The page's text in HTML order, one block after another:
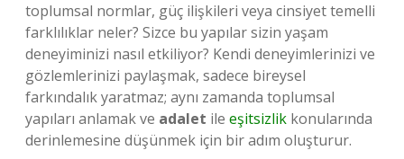
toplumsal normlar, güç ilişkileri veya cinsiyet temelli
farklılıklar neler? Sizce bu yapılar sizin yaşam
deneyiminizi nasıl etkiliyor? Kendi deneyimlerinizi ve
gözlemlerinizi paylaşmak, sadece bireysel
farkındalık yaratmaz; aynı zamanda toplumsal
yapıları anlamak ve adalet ile eşitsizlik konularında
derinlemesine düşünmek için bir adım oluşturur.